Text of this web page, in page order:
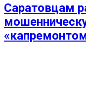
Саратовцам